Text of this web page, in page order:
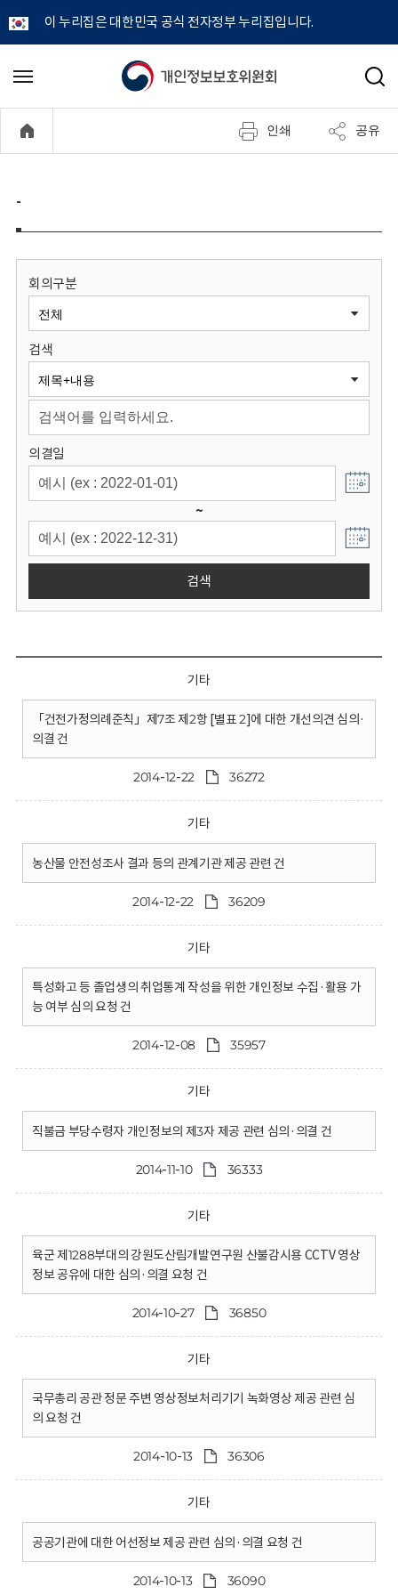
이 누리집은 대한민국 공식 전자정부 누리집입니다.
개
정
보
원
회
메
기
검
인쇄 공유
-
회의구분
검색
의결일
~
검색
기타
「건전가정의례준칙」제7조 제2항 [별표 2]에 대한 개선의견 심의·
의결 건
2014-12-22 36272
기타
농산물 안전성조사 결과 등의 관계기관 제공 관련 건
2014-12-22 36209
기타
특성화고 등 졸업생의 취업통계 작성을 위한 개인정보 수집·활용 가
능 여부 심의 요청 건
2014-12-08 35957
기타
직불금 부당수령자 개인정보의 제3자 제공 관련 심의·의결 건
2014-11-10 36333
기타
육군 제1288부대의 강원도산림개발연구원 산불감시용 CCTV 영상
정보 공유에 대한 심의·의결 요청 건
2014-10-27 36850
기타
국무총리 공관 정문 주변 영상정보처리기기 녹화영상 제공 관련 심
의 요청 건
2014-10-13 36306
기타
공공기관에 대한 어선정보 제공 관련 심의·의결 요청 건
2014-10-13 36090